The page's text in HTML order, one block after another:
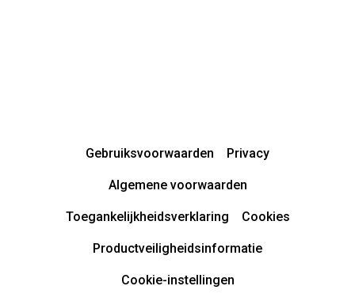
Gebruiksvoorwaarden Privacy
Algemene voorwaarden
Toegankelijkheidsverklaring Cookies
Productveiligheidsinformatie
Cookie-instellingen